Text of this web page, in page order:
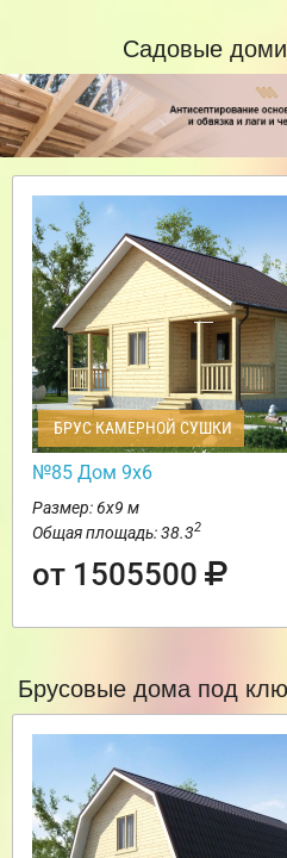
Садовые
БРУС КАМЕРНОЙ СУШКИ
№85 Дом 9х6
Размер: 6х9 м
Общая площадь: 38.32
от 1505500
Брусовые дома под